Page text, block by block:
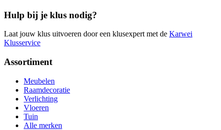
Hulp bij je klus nodig?
Laat jouw klus uitvoeren door een klusexpert met de Karwei
Klusservice
Assortiment
Meubelen
Raamdecoratie
Verlichting
Vloeren
Tuin
Alle merken